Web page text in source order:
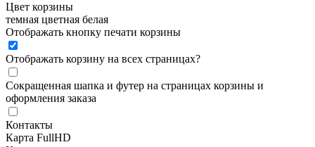
Цвет корзины
темная цветная белая
Отображать кнопку печати корзины
Отображать корзину на всех страницах?
Сокращенная шапка и футер на страницах корзины и
оформления заказа
Контакты
Карта FullHD